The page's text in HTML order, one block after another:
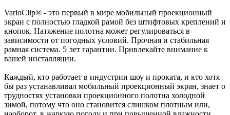
VarioClip® - это первый в мире мобильный проекционный
экран с полностью гладкой рамой без штифтовых креплений и
кнопок. Натяжение полотна может регулироваться в
зависимости от погодных условий. Прочная и стабильная
рамная система. 5 лет гарантии. Привлекайте внимание к
вашей инсталляции.
Каждый, кто работает в индустрии шоу и проката, и кто хотя
бы раз устанавливал мобильный проекционный экран, знает о
трудностях установки проекционного полотна холодной
зимой, потому что оно становится слишком плотным или,